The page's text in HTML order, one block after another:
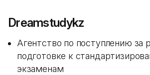
Dreamstudykz
Агентство по поступлению за
подготовке к
экзаменам